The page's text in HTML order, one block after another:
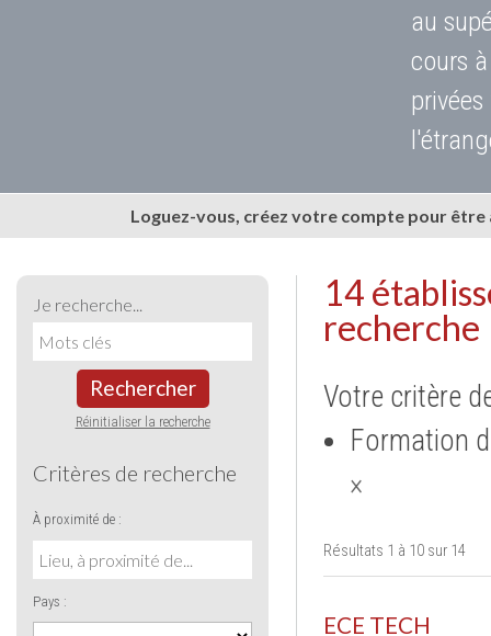
au
cours
Loguez-vous, créez votre compte pour
Je recherche...
Rechercher
Réinitialiser la recherche
Critères de recherche
À proximité de :
Pays :
14
recherche
Votre critère
Formation
×
Résultats 1 à 10 sur 14
ECE TECH